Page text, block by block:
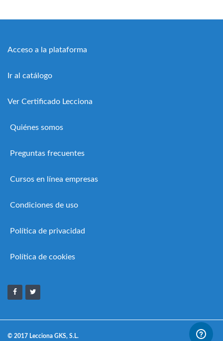
Acceso a la plataforma
Ir al catálogo
Ver Certificado Lecciona
Quiénes somos
Preguntas frecuentes
Cursos en línea empresas
Condiciones de uso
Política de privacidad
Política de cookies
© 2017 Lecciona GKS, S.L.